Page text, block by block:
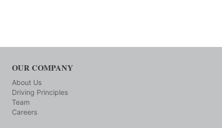
OUR COMPANY
About Us
Driving Principles
Team
Careers